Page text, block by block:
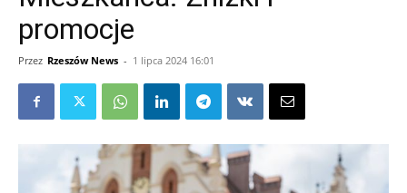
promocje
Przez Rzeszów News - 1 lipca 2024 16:01